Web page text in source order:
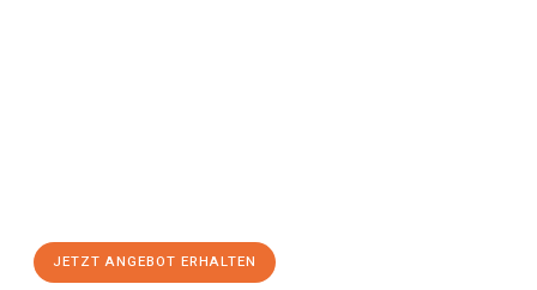
JETZT ANGEBOT ERHALTEN